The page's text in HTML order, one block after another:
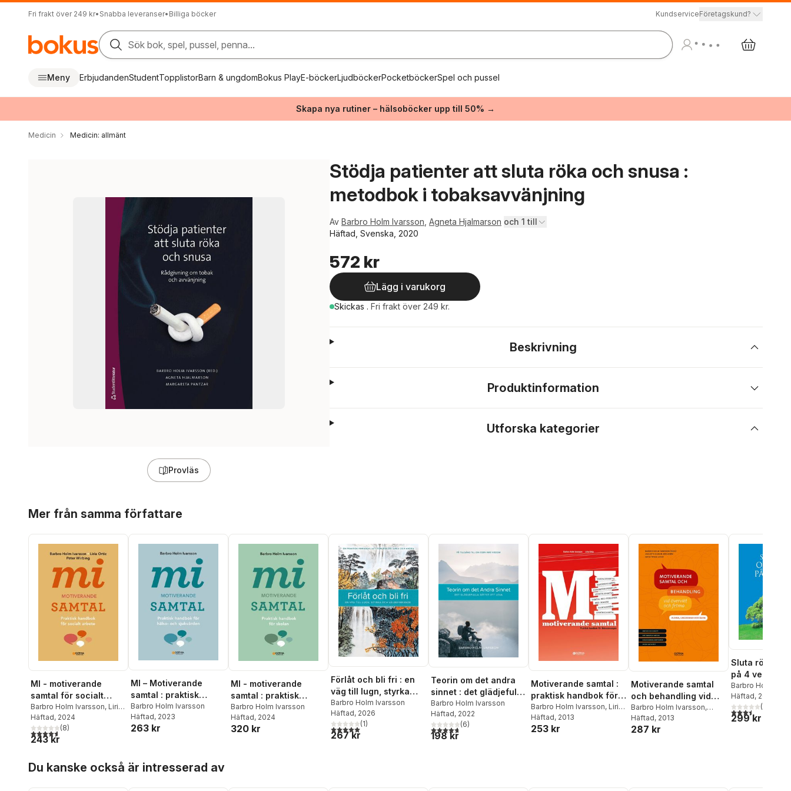
Fri frakt över 249 kr• Snabba leveranser• Billiga böcker KundserviceFöretagskund?
Sök bok, spel, pussel, penna...
Meny ErbjudandenStudentTopplistorBarn & ungdomBokus PlayE-böckerLjudböckerPocketböckerSpel och pussel
Skapa nya rutiner – hälsoböcker upp till 50% →
Medicin Medicin: allmänt
Provläs
Stödja patienter att sluta röka och snusa :
metodbok i tobaksavvänjning
Av Barbro Holm Ivarsson Agneta Hjalmarson och 1 till
Häftad, Svenska, 2020
572 kr
Lägg i varukorg
Skickas . Fri frakt över 249 kr.
Beskrivning
Produktinformation
Utforska kategorier
Mer från samma författare
MI - motiverande
samtal för socialt
arbete : praktisk
handbok för socialt
arbete
Barbro Holm Ivarsson, Liria
Ortiz,Peter Wirbing
Häftad, 2024
4,6utav 5 stjärnor. Totalt antal röster:
(8)
243 kr
MI – Motiverande
samtal : praktisk
handbok för hälso-
och sjukvården
Barbro Holm Ivarsson
Häftad, 2023
263 kr
MI - motiverande
samtal : praktisk
handbok för skolan
Barbro Holm Ivarsson
Häftad, 2024
320 kr
Förlåt och bli fri : en
väg till lugn, styrka
och välbefinnande
Barbro Holm Ivarsson
Häftad, 2026
5,0utav 5 stjärnor. Totalt antal röster:
(1)
267 kr
Teorin om det andra
sinnet : det glädjefulla
sättet att leva
Barbro Holm Ivarsson
Häftad, 2022
4,7utav 5 stjärnor. Totalt antal röster:
(6)
198 kr
Motiverande samtal :
praktisk handbok för
äldreomsorgen
Barbro Holm Ivarsson, Liria
Ortiz
Häftad, 2013
253 kr
Motiverande samtal
och behandling vid
övervikt och fetma -
vuxna, ungdomar och
barn
Barbro Holm Ivarsson,
Liselotte Kuehn Krylborn
Sofia Trygg Lycke
Häftad, 2013
287 kr
Sluta röka
på 4 veckor
Barbro Holm
Häftad, 2013
3,5utav 5(
299 kr
Du kanske också är intresserad av